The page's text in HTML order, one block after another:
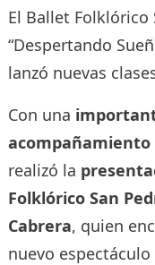
El Ballet Folklórico
“Despertando
lanzó nuevas
Con una
realizó la
Folklórico San
Cabrera, quien
nuevo